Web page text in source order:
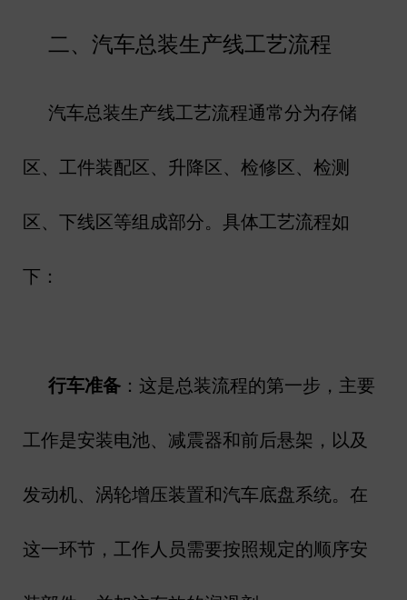
二、汽车总装生产线工艺流程
汽车总装生产线工艺流程通常分为存储
区、工件装配区、升降区、检修区、检测
区、下线区等组成部分。具体工艺流程如
下：
行车准备 ：这是总装流程的第一步，主要
工作是安装电池、减震器和前后悬架，以及
发动机、涡轮增压装置和汽车底盘系统。在
这一环节，工作人员需要按照规定的顺序安